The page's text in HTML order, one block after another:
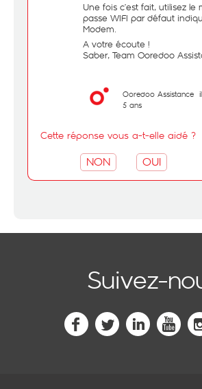
Une fois c’est fait, utilisez
passe WIFI par défaut
Modem.
A votre écoute !
Saber, Team Ooredoo
Ooredoo Assistance
5 ans
Cette réponse vous a-t-elle aidé ?
NON OUI
Suivez-